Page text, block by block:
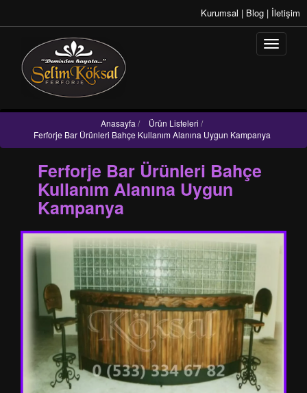
Kurumsal | Blog | İletişim
Anasayfa / Ürün Listeleri /
Ferforje Bar Ürünleri Bahçe Kullanım Alanına Uygun Kampanya
Ferforje Bar Ürünleri Bahçe
Kullanım Alanına Uygun
Kampanya